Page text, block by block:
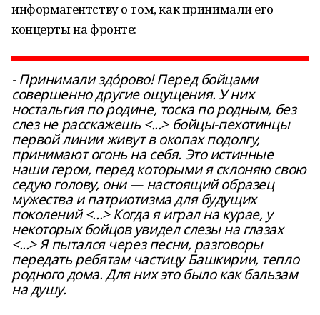
информагентству о том, как принимали его
концерты на фронте:
- Принимали здо́рово! Перед бойцами
совершенно другие ощущения. У них
ностальгия по родине, тоска по родным, без
слез не расскажешь <...> бойцы-пехотинцы
первой линии живут в окопах подолгу,
принимают огонь на себя. Это истинные
наши герои, перед которыми я склоняю свою
седую голову, они — настоящий образец
мужества и патриотизма для будущих
поколений <...> Когда я играл на курае, у
некоторых бойцов увидел слезы на глазах
<...> Я пытался через песни, разговоры
передать ребятам частицу Башкирии, тепло
родного дома. Для них это было как бальзам
на душу.